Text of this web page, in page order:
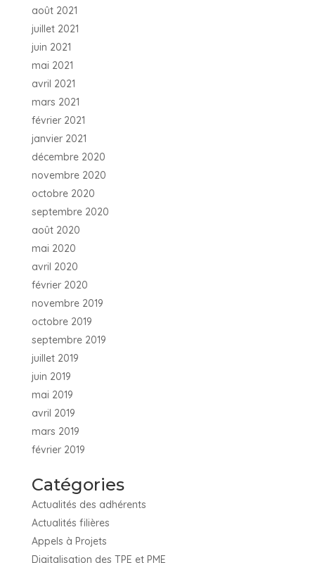
août 2021
juillet 2021
juin 2021
mai 2021
avril 2021
mars 2021
février 2021
janvier 2021
décembre 2020
novembre 2020
octobre 2020
septembre 2020
août 2020
mai 2020
avril 2020
février 2020
novembre 2019
octobre 2019
septembre 2019
juillet 2019
juin 2019
mai 2019
avril 2019
mars 2019
février 2019
Catégories
Actualités des adhérents
Actualités filières
Appels à Projets
Digitalisation des TPE et PME